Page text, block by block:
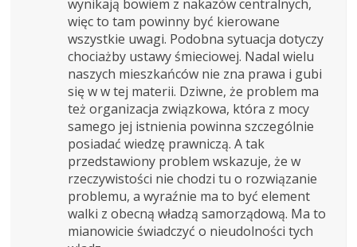
wynikają bowiem z nakazów centralnych,
więc to tam powinny być kierowane
wszystkie uwagi. Podobna sytuacja dotyczy
chociażby ustawy śmieciowej. Nadal wielu
naszych mieszkańców nie zna prawa i gubi
się w w tej materii. Dziwne, że problem ma
też organizacja związkowa, która z mocy
samego jej istnienia powinna szczególnie
posiadać wiedzę prawniczą. A tak
przedstawiony problem wskazuje, że w
rzeczywistości nie chodzi tu o rozwiązanie
problemu, a wyraźnie ma to być element
walki z obecną władzą samorządową. Ma to
mianowicie świadczyć o nieudolności tych